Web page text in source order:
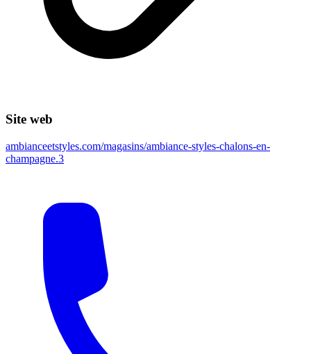
Site web
ambianceetstyles.com/magasins/ambiance-styles-chalons-en-
champagne.3